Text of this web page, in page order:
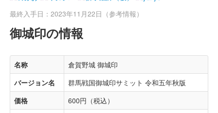
最終入手日：2023年11月22日（参考情報）
御城印の情報
名称
倉賀野城 御城印
バージョン名
群馬戦国御城印サミット 令和五年秋版
価格
600円（税込）